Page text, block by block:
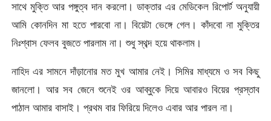
সাথে মুক্তি আর পঙ্গুত্ব দান করলো। ডাক্তার এর মেডিকেল রিপোর্ট অনুযায়ী
আমি কোনদিন মা হতে পারবো না। বিয়েটা ভেঙ্গে গেল। কাঁদবো না মুক্তির
নিঃশ্বাস ফেলব বুজতে পারলাম না। শুধু স্থব্দ হয়ে থাকলাম।
নাহিদ এর সামনে দাঁড়ানোর মত মুখ আমার নেই। সিমির মাধ্যমে ও সব কিছু
জানলো। আর সব জেনে শুনেই ওর আব্বুকে দিয়ে আবারও বিয়ের প্রস্তাব
পাঠাল আমার বাসাই। প্রথম বার ফিরিয়ে দিলেও এবার আর পারল না।